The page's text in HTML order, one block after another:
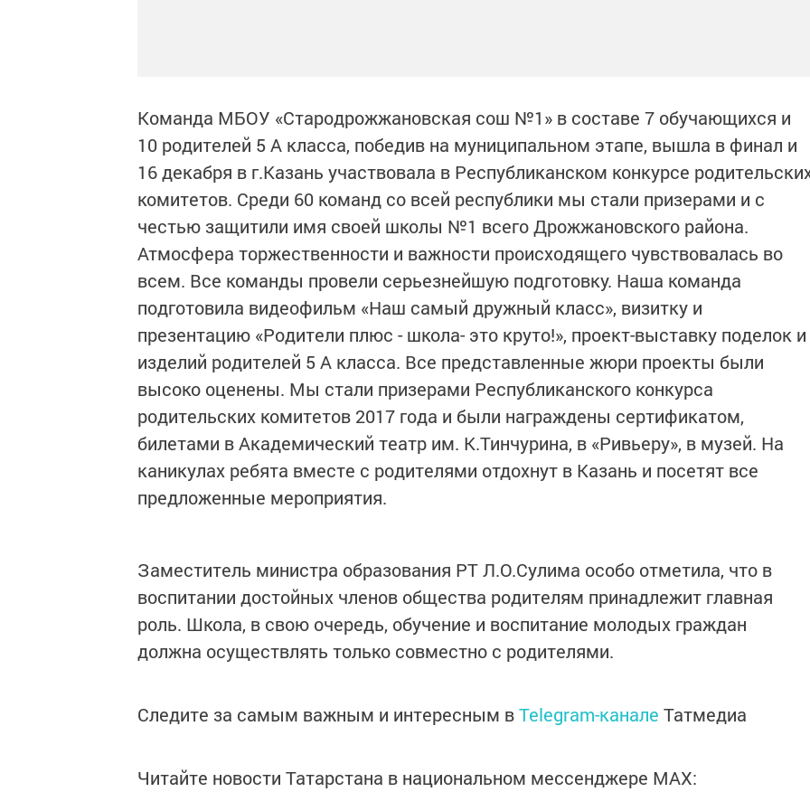
Команда МБОУ «Стародрожжановская сош №1» в составе 7 обучающихся и
10 родителей 5 А класса, победив на муниципальном этапе, вышла в финал и
16 декабря в г.Казань участвовала в Республиканском конкурсе
комитетов. Среди 60 команд со всей республики мы стали призерами и с
честью защитили имя своей школы №1 всего Дрожжановского района.
Атмосфера торжественности и важности происходящего чувствовалась во
всем. Все команды провели серьезнейшую подготовку. Наша команда
подготовила видеофильм «Наш самый дружный класс», визитку и
презентацию «Родители плюс - школа- это круто!», проект-выставку поделок и
изделий родителей 5 А класса. Все представленные жюри проекты были
высоко оценены. Мы стали призерами Республиканского конкурса
родительских комитетов 2017 года и были награждены сертификатом,
билетами в Академический театр им. К.Тинчурина, в «Ривьеру», в музей. На
каникулах ребята вместе с родителями отдохнут в Казань и посетят все
предложенные мероприятия.
Заместитель министра образования РТ Л.О.Сулима особо отметила, что в
воспитании достойных членов общества родителям принадлежит главная
роль. Школа, в свою очередь, обучение и воспитание молодых граждан
должна осуществлять только совместно с родителями.
Следите за самым важным и интересным вTelegram-канале Татмедиа
Читайте новости Татарстана в национальном мессенджере MАХ: